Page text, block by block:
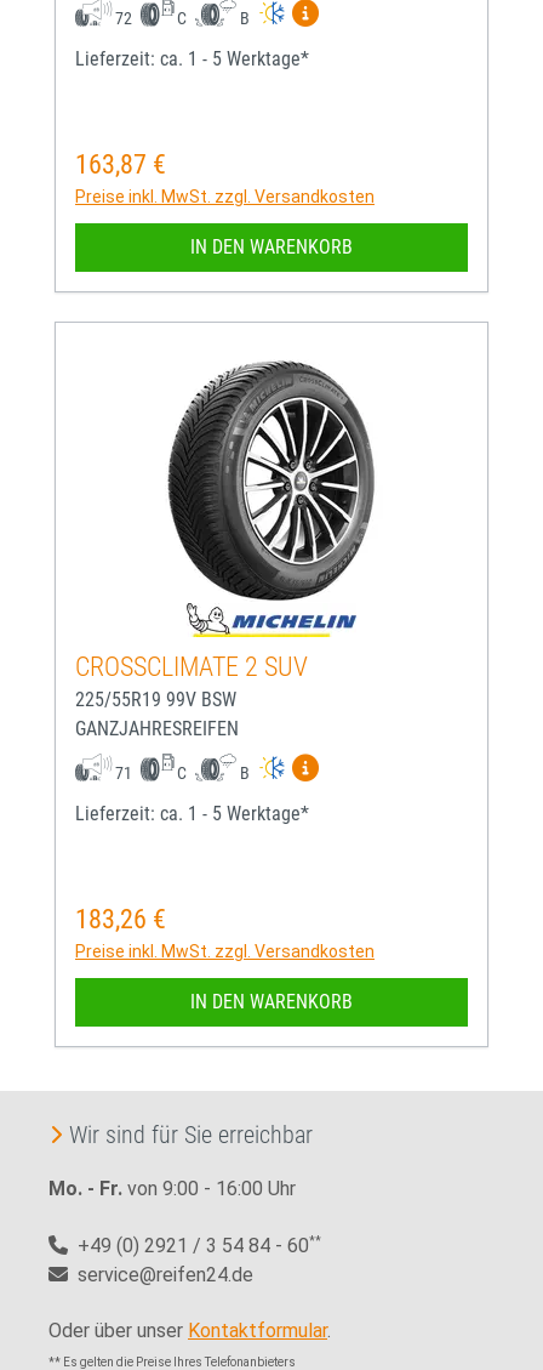
72 C B
Mehr Informationen zum
Lieferzeit: ca. 1 - 5 Werktage*
Regulärer Preis:
163,87 €
Preise inkl. MwSt. zzgl. Versandkosten
IN DEN WARENKORB
CROSSCLIMATE 2 SUV
225/55R19 99V BSW
GANZJAHRESREIFEN
71 C B
Mehr Informationen zum
Lieferzeit: ca. 1 - 5 Werktage*
Regulärer Preis:
183,26 €
Preise inkl. MwSt. zzgl. Versandkosten
IN DEN WARENKORB
Wir sind für Sie erreichbar
Mo. - Fr. von 9:00 - 16:00 Uhr
+49 (0) 2921 / 3 54 84 - 60**
service@reifen24.de
Oder über unser Kontaktformular.
** Es gelten die Preise Ihres Telefonanbieters